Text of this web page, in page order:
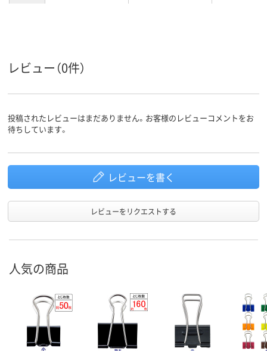
とじ枚数 約40枚
材質 スチール スチール スチール
レビュー（0件）
投稿されたレビューはまだありません。お客様のレビューコメントをお
待ちしています。
レビューを書く
レビューをリクエストする
人気の商品